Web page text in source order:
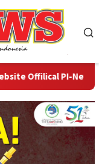
Offilical PI-News